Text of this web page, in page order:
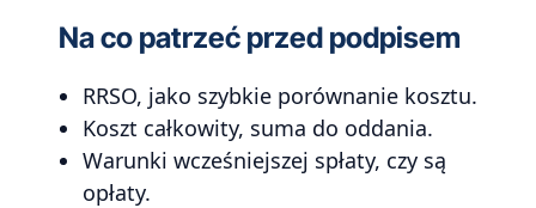
Na co patrzeć przed podpisem
RRSO, jako szybkie porównanie kosztu.
Koszt całkowity, suma do oddania.
Warunki wcześniejszej spłaty, czy są
opłaty.